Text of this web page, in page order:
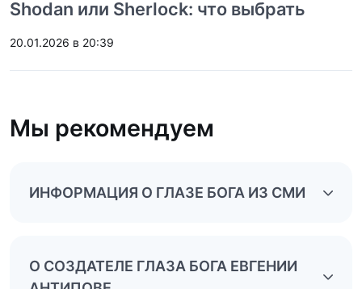
Shodan или Sherlock: что выбрать
20.01.2026 в 20:39
Мы рекомендуем
ИНФОРМАЦИЯ О ГЛАЗЕ БОГА ИЗ СМИ
О СОЗДАТЕЛЕ ГЛАЗА БОГА ЕВГЕНИИ